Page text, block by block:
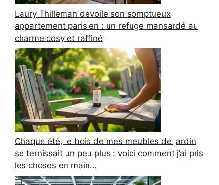
Laury Thilleman dévoile son somptueux
appartement parisien : un refuge mansardé au
charme cosy et raffiné
Chaque été, le bois de mes meubles de jardin
se ternissait un peu plus : voici comment j’ai pris
les choses en main…